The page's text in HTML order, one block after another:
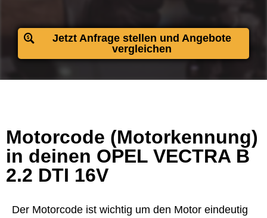
Jetzt Anfrage stellen und Angebote
vergleichen
Motorcode (Motorkennung)
in deinen OPEL VECTRA B
2.2 DTI 16V
Der Motorcode ist wichtig um den Motor eindeutig